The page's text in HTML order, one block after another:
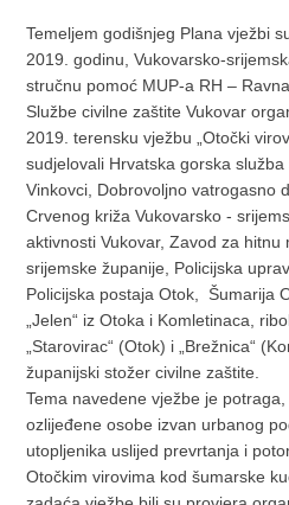
Temeljem godišnjeg Plana vježbi
2019. godinu, Vukovarsko-
stručnu pomoć MUP-a RH –
Službe civilne zaštite Vukovar
2019. terensku vježbu „Otočki
sudjelovali Hrvatska gorska
Vinkovci, Dobrovoljno vatrogasno
Crvenog križa Vukovarsko -
aktivnosti Vukovar, Zavod za hitnu
srijemske županije, Policijska
Policijska postaja Otok, Šumarija
„Jelen“ iz Otoka i Komletinaca,
„Starovirac“ (Otok) i „Brežnica“
županijski stožer civilne zaštite.
Tema navedene vježbe je
ozlijeđene osobe izvan urbanog
utopljenika uslijed prevrtanja i
Otočkim virovima kod šumarske